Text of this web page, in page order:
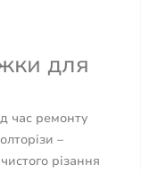
для
час ремонту
–
різання